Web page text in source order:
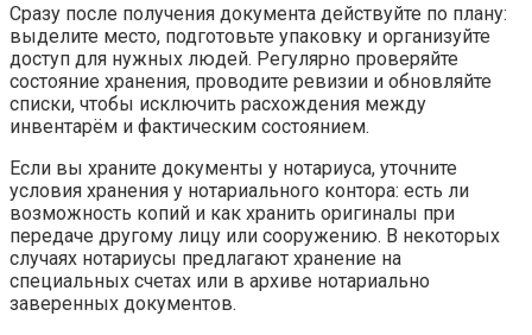
Сразу после получения документа действуйте по плану:
выделите место, подготовьте упаковку и организуйте
доступ для нужных людей. Регулярно проверяйте
состояние хранения, проводите ревизии и обновляйте
списки, чтобы исключить расхождения между
инвентарём и фактическим состоянием.
Если вы храните документы у нотариуса, уточните
условия хранения у нотариального контора: есть ли
возможность копий и как хранить оригиналы при
передаче другому лицу или сооружению. В некоторых
случаях нотариусы предлагают хранение на
специальных счетах или в архиве нотариально
заверенных документов.